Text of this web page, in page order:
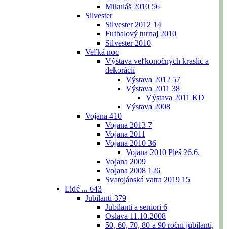
Mikuláš 2010 56
Silvester
Silvester 2012 14
Futbalový turnaj 2010
Silvester 2010
Veľká noc
Výstava veľkonočných kraslíc a
dekorácií
Výstava 2012 57
Výstava 2011 38
Výstava 2011 KD
Výstava 2008
Vojana 410
Vojana 2013 7
Vojana 2011
Vojana 2010 36
Vojana 2010 Pleš 26.6.
Vojana 2009
Vojana 2008 126
Svatojánská vatra 2019 15
Lidé ... 643
Jubilanti 379
Jubilanti a seniori 6
Oslava 11.10.2008
50, 60, 70, 80 a 90 roční jubilanti,